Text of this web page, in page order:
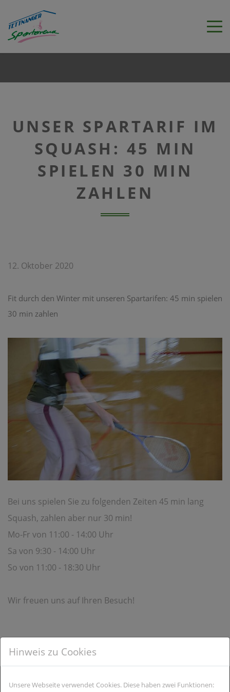
UNSER SPARTARIF IM
SQUASH: 45 MIN
SPIELEN 30 MIN
ZAHLEN
12. Oktober 2020
Fit durch den Winter mit unseren Spartarifen: 45 min spielen
30 min zahlen
Bei uns spielen Sie zu folgenden Zeiten 45 min lang
Squash, zahlen aber nur 30 min!
Mo-Fr von 11:00 - 14:00 Uhr
Sa von 9:30 - 14:00 Uhr
So von 11:00 - 18:30 Uhr
Wir freuen uns auf Ihren Besuch!
Hinweis zu Cookies
Unsere Webseite verwendet Cookies. Diese haben zwei Funktionen: